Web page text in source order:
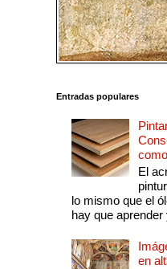
Entradas populares
El
lo mismo que el
hay que
en